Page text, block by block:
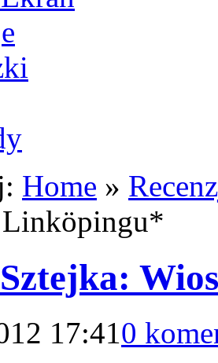
Home »
17:410